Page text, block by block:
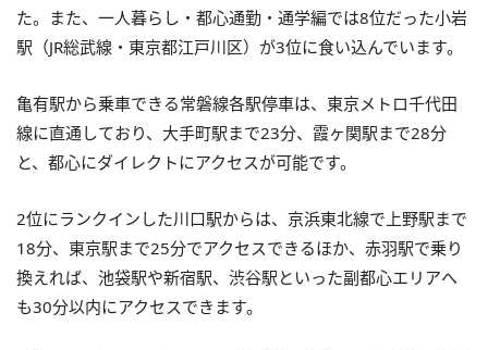
た。また、一人暮らし・都心通勤・通学編では8位だった小岩
駅（JR総武線・東京都江戸川区）が3位に食い込んでいます。
亀有駅から乗車できる常磐線各駅停車は、東京メトロ千代田
線に直通しており、大手町駅まで23分、霞ヶ関駅まで28分
と、都心にダイレクトにアクセスが可能です。
2位にランクインした川口駅からは、京浜東北線で上野駅まで
18分、東京駅まで25分でアクセスできるほか、赤羽駅で乗り
換えれば、池袋駅や新宿駅、渋谷駅といった副都心エリアへ
も30分以内にアクセスできます。